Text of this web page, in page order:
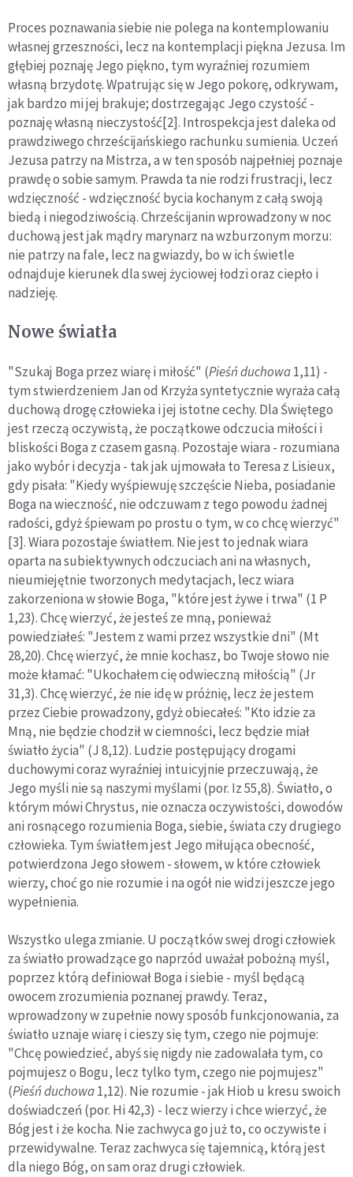
Proces poznawania siebie nie polega na kontemplowaniu
wła­snej grzeszności, lecz na kontemplacji piękna Jezusa. Im
głę­biej poznaję Jego piękno, tym wyraźniej rozumiem
własną brzydotę. Wpatrując się w Jego pokorę, odkrywam,
jak bardzo mi jej brakuje; dostrzegając Jego czystość -
poznaję własną nieczystość[2]. Introspekcja jest daleka od
prawdziwego chrześcijańskiego rachunku sumienia. Uczeń
Jezusa patrzy na Mi­strza, a w ten sposób najpełniej poznaje
prawdę o sobie samym. Prawda ta nie rodzi frustracji, lecz
wdzięczność - wdzięczność bycia kochanym z całą swoją
biedą i niegodziwością. Chrześci­janin wprowadzony w noc
duchową jest jak mądry marynarz na wzburzonym morzu:
nie patrzy na fale, lecz na gwiazdy, bo w ich świetle
odnajduje kierunek dla swej życiowej łodzi oraz ciepło i
nadzieję.
Nowe światła
"Szukaj Boga przez wiarę i miłość" (Pieśń duchowa1,11) -
tym stwierdzeniem Jan od Krzyża syntetycznie wyraża całą
du­chową drogę człowieka i jej istotne cechy. Dla Świętego
jest rzeczą oczywistą, że początkowe odczucia miłości i
blisko­ści Boga z czasem gasną. Pozostaje wiara - rozumiana
jako wybór i decyzja - tak jak ujmowała to Teresa z Lisieux,
gdy pisała: "Kiedy wyśpiewuję szczęście Nieba, posiadanie
Boga na wieczność, nie odczuwam z tego powodu żadnej
radości, gdyż śpiewam po prostu o tym, w co chcę wierzyć"
[3]. Wiara pozostaje światłem. Nie jest to jednak wiara
oparta na subiektywnych odczuciach ani na własnych,
nieumiejętnie tworzo­nych medytacjach, lecz wiara
zakorzeniona w słowie Boga, "które jest żywe i trwa" (1 P
1,23). Chcę wierzyć, że jesteś ze mną, ponieważ
powiedziałeś: "Jestem z wami przez wszyst­kie dni" (Mt
28,20). Chcę wierzyć, że mnie kochasz, bo Twoje słowo nie
może kłamać: "Ukochałem cię odwieczną miłością" (Jr
31,3). Chcę wierzyć, że nie idę w próżnię, lecz że jestem
przez Ciebie prowadzony, gdyż obiecałeś: "Kto idzie za
Mną, nie będzie chodził w ciemności, lecz będzie miał
światło ży­cia" (J 8,12). Ludzie postępujący drogami
duchowymi coraz wyraźniej intuicyjnie przeczuwają, że
Jego myśli nie są naszy­mi myślami (por. Iz 55,8). Światło, o
którym mówi Chrystus, nie oznacza oczywistości, dowodów
ani rosnącego rozumie­nia Boga, siebie, świata czy drugiego
człowieka. Tym świa­tłem jest Jego miłująca obecność,
potwierdzona Jego słowem - słowem, w które człowiek
wierzy, choć go nie rozumie i na ogół nie widzi jeszcze jego
wypełnienia.
Wszystko ulega zmianie. U początków swej drogi człowiek
za światło prowadzące go naprzód uważał pobożną myśl,
po­przez którą definiował Boga i siebie - myśl będącą
owocem zrozumienia poznanej prawdy. Teraz,
wprowadzony w zupeł­nie nowy sposób funkcjonowania, za
światło uznaje wiarę i cie­szy się tym, czego nie pojmuje:
"Chcę powiedzieć, abyś się ni­gdy nie zadowalała tym, co
pojmujesz o Bogu, lecz tylko tym, czego nie pojmujesz"
(Pieśń duchowa1,12). Nie rozumie - jak Hiob u kresu swoich
doświadczeń (por. Hi 42,3) - lecz wierzy i chce wierzyć, że
Bóg jest i że kocha. Nie zachwyca go już to, co oczywiste i
przewidywalne. Teraz zachwyca się tajemnicą, którą jest
dla niego Bóg, on sam oraz drugi człowiek.